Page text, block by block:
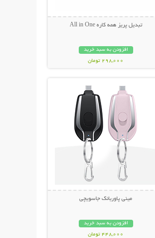
تبدیل پریز همه کاره All in One
افزودن به سبد خرید
298,000 تومان
مینی پاوربانک جاسویچی
افزودن به سبد خرید
448,000 تومان